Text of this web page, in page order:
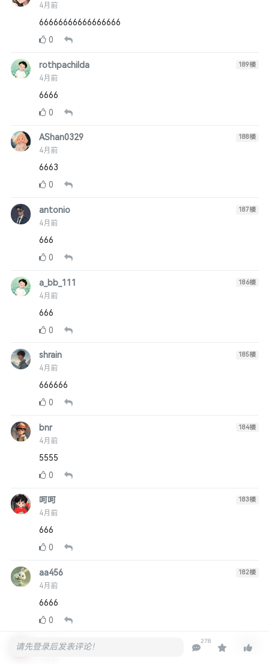
请先登录后发表评论！
278
4月前
66666666666666666
0
rothpachilda
4月前
189楼
6666
0
AShan0329
4月前
188楼
6663
0
antonio
4月前
187楼
666
0
a_bb_111
4月前
186楼
666
0
shrain
4月前
185楼
666666
0
bnr
4月前
184楼
5555
0
呵呵
4月前
183楼
666
0
aa456
4月前
182楼
6666
0
ooxyz 181楼